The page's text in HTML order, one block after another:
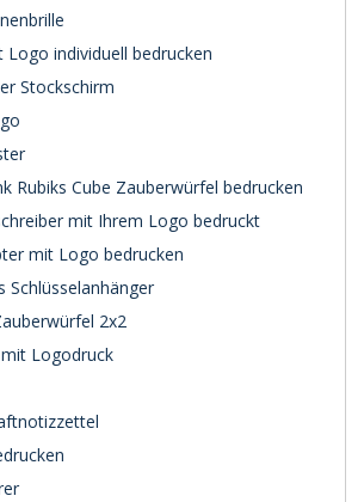
Logo individuell bedrucken
Stockschirm
Rubiks Cube Zauberwürfel bedrucken
mit Ihrem Logo bedruckt
mit Logo bedrucken
Schlüsselanhänger
2x2
Logodruck